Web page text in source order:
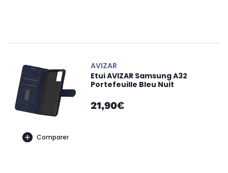
Comparer
AVIZAR
Etui AVIZAR Samsung A32
Portefeuille Bleu Nuit
21,90€